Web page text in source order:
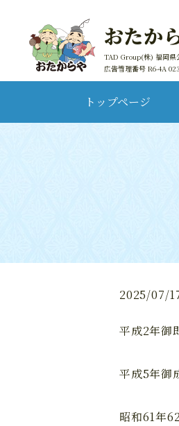
おたか
TAD Group(株) 福岡県
広告管理番号 R6-4A 023
トップページ
2025/07/
平成2年
平成5年
昭和61年